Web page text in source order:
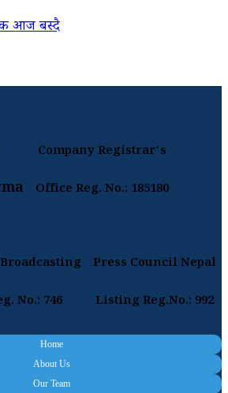
आज बस्दै
Company Registrar's
Office Reg. No.: 185180
No.: 746
Press Council Nepal
Listing Reg.No.: 992
Home
About Us
Our Team